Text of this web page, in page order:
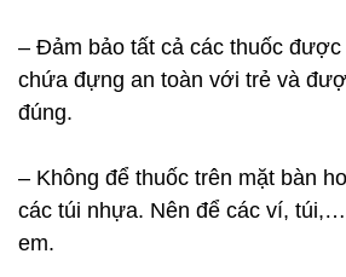
– Đảm bảo tất cả các thuốc
chứa đựng an toàn với trẻ và
đúng.
– Không để thuốc trên mặt bàn
các túi nhựa. Nên để các ví,
em.